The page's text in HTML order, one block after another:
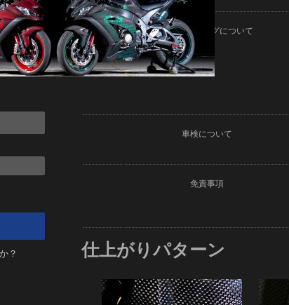
フィッティングについて
車検について
免責事項
仕上がりパターン
？